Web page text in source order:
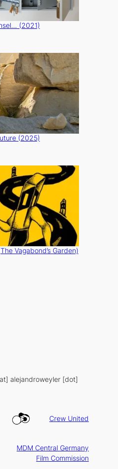
(2021)
(2025)
Vagabond’s Garden)
alejandroweyler [dot]
Crew United
MDM Central Germany
Film Commission